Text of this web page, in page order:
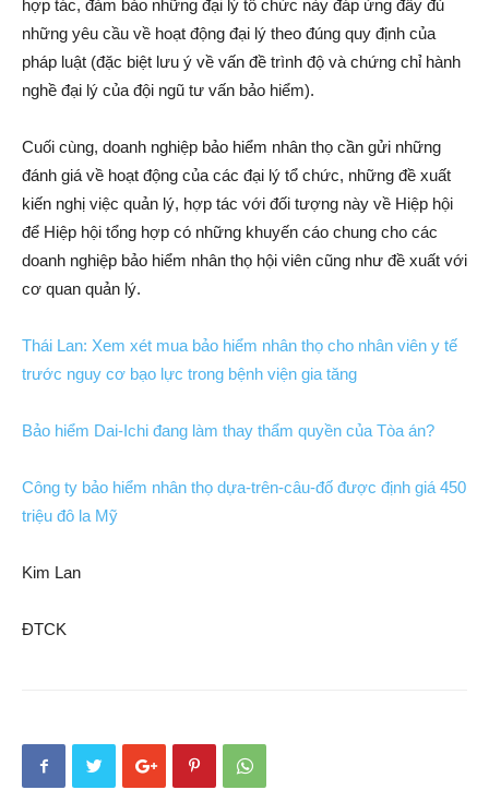
hợp tác, đảm bảo những đại lý tổ chức này đáp ứng đầy đủ
những yêu cầu về hoạt động đại lý theo đúng quy định của
pháp luật (đặc biệt lưu ý về vấn đề trình độ và chứng chỉ hành
nghề đại lý của đội ngũ tư vấn bảo hiểm).
Cuối cùng, doanh nghiệp bảo hiểm nhân thọ cần gửi những
đánh giá về hoạt động của các đại lý tổ chức, những đề xuất
kiến nghị việc quản lý, hợp tác với đối tượng này về Hiệp hội
để Hiệp hội tổng hợp có những khuyến cáo chung cho các
doanh nghiệp bảo hiểm nhân thọ hội viên cũng như đề xuất với
cơ quan quản lý.
Thái Lan: Xem xét mua bảo hiểm nhân thọ cho nhân viên y tế
trước nguy cơ bạo lực trong bệnh viện gia tăng
Bảo hiểm Dai-Ichi đang làm thay thẩm quyền của Tòa án?
Công ty bảo hiểm nhân thọ dựa-trên-câu-đố được định giá 450
triệu đô la Mỹ
Kim Lan
ĐTCK